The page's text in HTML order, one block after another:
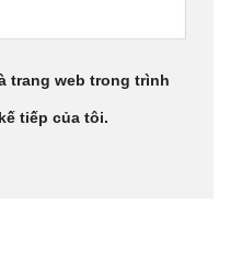
trang web trong trình
tiếp của tôi.